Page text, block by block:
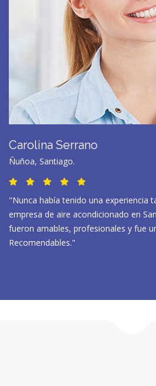
Carolina Serrano
Ñuñoa, Santiago.
"Nunca había tenido una experiencia
empresa de aire acondicionado en
fueron amables, profesionales y fue
Recomendables."